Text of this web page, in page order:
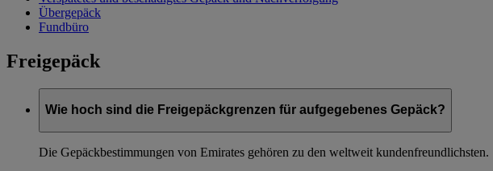
Übergepäck
Fundbüro
Freigepäck
Wie hoch sind die Freigepäckgrenzen für aufgegebenes Gepäck?
Die Gepäckbestimmungen von Emirates gehören zu den weltweit kundenfreundlichsten.